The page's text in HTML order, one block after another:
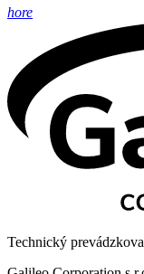
hore
Technický